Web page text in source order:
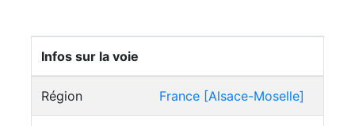
Infos sur la voie
Région France [Alsace-Moselle]